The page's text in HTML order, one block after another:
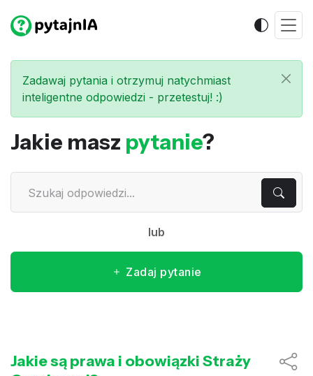
Zadawaj pytania i otrzymuj natychmiast
inteligentne odpowiedzi - przetestuj! :)
Jakie masz pytanie?
lub
Zadaj pytanie
Jakie są prawa i obowiązki Straży